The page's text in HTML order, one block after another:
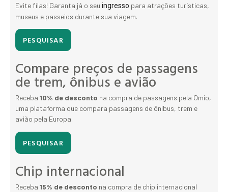
Evite filas! Garanta já o seu ingresso para atrações turísticas,
museus e passeios durante sua viagem.
PESQUISAR
Compare preços de passagens
de trem, ônibus e avião
Receba 10% de desconto na compra de passagens pela Omio,
uma plataforma que compara passagens de ônibus, trem e
avião pela Europa.
PESQUISAR
Chip internacional
Receba 15% de desconto na compra de chip internacional